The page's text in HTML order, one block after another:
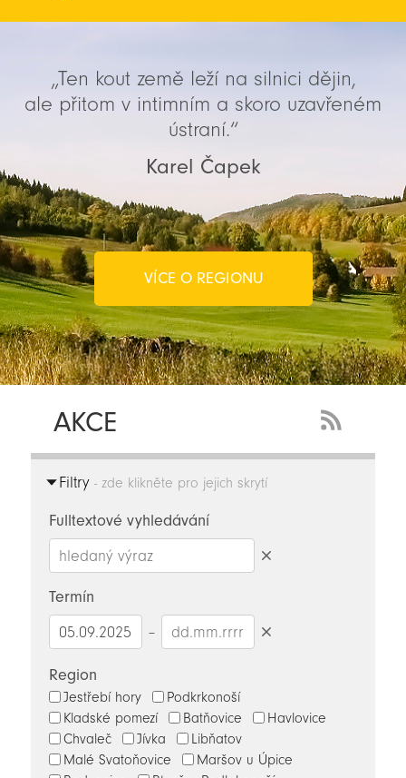
„Ten kout země leží na silnici dějin,
ale přitom v intimním a skoro uzavřeném
ústraní.“
Karel Čapek
VÍCE O REGIONU
AKCE
Feed
Filtry- zde klikněte pro jejich skrytí
Fulltextové vyhledávání
Termín
–
Region
Jestřebí hory
Podkrkonoší
Kladské pomezí
Batňovice
Havlovice
Chvaleč
Jívka
Libňatov
Malé Svatoňovice
Maršov u Úpice